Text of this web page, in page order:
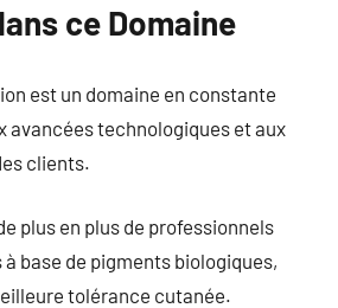
ce Domaine
est un domaine en constante
avancées technologiques et aux
clients.
plus en plus de professionnels
base de pigments biologiques,
tolérance cutanée.